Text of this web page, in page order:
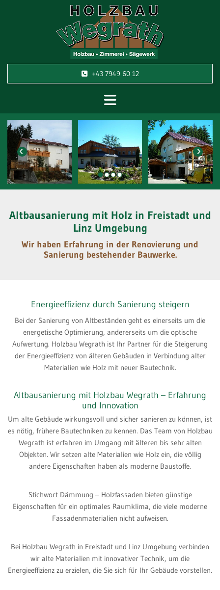
+43 7949 60 12
Altbausanierung mit Holz in Freistadt und
Linz Umgebung
Wir haben Erfahrung in der Renovierung und
Sanierung bestehender Bauwerke.
Energieeffizienz durch Sanierung steigern
Bei der Sanierung von Altbeständen geht es einerseits um die
energetische Optimierung, andererseits um die optische
Aufwertung. Holzbau Wegrath ist Ihr Partner für die Steigerung
der Energieeffizienz von älteren Gebäuden in Verbindung alter
Materialien wie Holz mit neuer Bautechnik.
Altbausanierung mit Holzbau Wegrath – Erfahrung
und Innovation
Um alte Gebäude wirkungsvoll und sicher sanieren zu können, ist
es nötig, frühere Bautechniken zu kennen. Das Team von Holzbau
Wegrath ist erfahren im Umgang mit älteren bis sehr alten
Objekten. Wir setzen alte Materialien wie Holz ein, die völlig
andere Eigenschaften haben als moderne Baustoffe.
Stichwort Dämmung – Holzfassaden bieten günstige
Eigenschaften für ein optimales Raumklima, die viele moderne
Fassadenmaterialien nicht aufweisen.
Bei Holzbau Wegrath in Freistadt und Linz Umgebung verbinden
wir alte Materialien mit innovativer Technik, um die
Energieeffizienz zu erzielen, die Sie sich für Ihr Gebäude vorstellen.